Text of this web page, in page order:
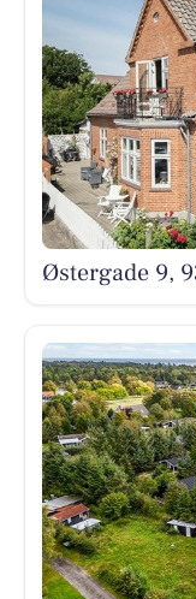
Østergade 9,